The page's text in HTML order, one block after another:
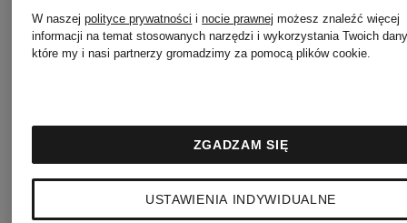
promocyjny
Mix &
Calvin
Klein
Spodnie
promocyjny
Calvin
Klein
Bluza
W naszejpolityce prywatności inocie prawnej możesz znaleźć więcej
informacji na temat stosowanych narzędzi i wykorzystania Twoich
które my i nasi partnerzy gromadzimy za pomocą plików cookie.
USTAWIENIA INDYWIDUALNE
ZGADZAM SIĘ